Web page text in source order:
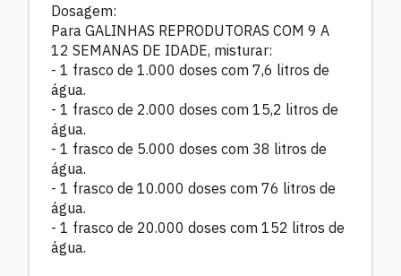
Dosagem:
Para GALINHAS REPRODUTORAS COM 9 A
12 SEMANAS DE IDADE, misturar:
- 1 frasco de 1.000 doses com 7,6 litros de
água.
- 1 frasco de 2.000 doses com 15,2 litros de
água.
- 1 frasco de 5.000 doses com 38 litros de
água.
- 1 frasco de 10.000 doses com 76 litros de
água.
- 1 frasco de 20.000 doses com 152 litros de
água.